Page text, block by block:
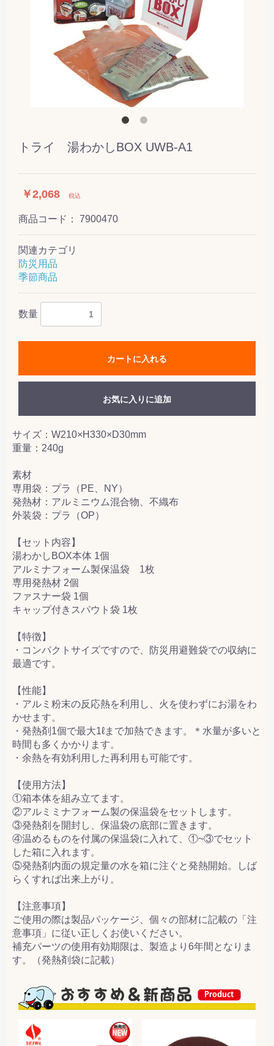
トライ 湯わかしBOX UWB-A1
￥2,068 税込
商品コード： 7900470
関連カテゴリ
防災用品
季節商品
数量
カートに入れる
お気に入りに追加
サイズ：W210×H330×D30mm
重量：240g
素材
専用袋：プラ（PE、NY）
発熱材：アルミニウム混合物、不織布
外装袋：プラ（OP）
【セット内容】
湯わかしBOX本体 1個
アルミナフォーム製保温袋 1枚
専用発熱材 2個
ファスナー袋 1個
キャップ付きスパウト袋 1枚
【特徴】
・コンパクトサイズですので、防災用避難袋での収納に
最適です。
【性能】
・アルミ粉末の反応熱を利用し、火を使わずにお湯をわ
かせます。
・発熱剤1個で最大1ℓまで加熱できます。＊水量が多いと
時間も多くかかります。
・余熱を有効利用した再利用も可能です。
【使用方法】
①箱本体を組み立てます。
②アルミミナフォーム製の保温袋をセットします。
③発熱剤を開封し、保温袋の底部に置きます。
④温めるものを付属の保温袋に入れて、①~③でセット
した箱に入れます。
⑤発熱剤内面の規定量の水を箱に注ぐと発熱開始。しば
らくすれば出来上がり。
【注意事項】
ご使用の際は製品パッケージ、個々の部材に記載の「注
意事項」に従い正しくお使いください。
補充パーツの使用有効期限は、製造より6年間となりま
す。（発熱剤袋に記載）